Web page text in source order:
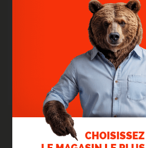
Système Softline, fixation par
USAGES
- Terrasse
- Tour de piscine
- Balcon
ACTUALITÉS